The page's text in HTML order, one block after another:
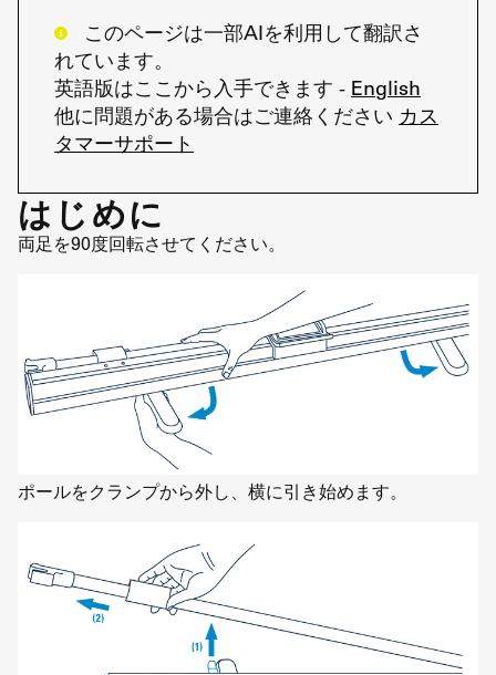
このページは一部AIを利用して翻訳さ
れています。
英語版はここから入手できます - English
他に問題がある場合はご連絡ください カス
タマーサポート
はじめに
両足を90度回転させてください。
ポールをクランプから外し、横に引き始めます。